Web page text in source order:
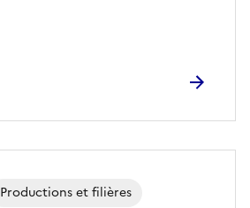
Productions et filières